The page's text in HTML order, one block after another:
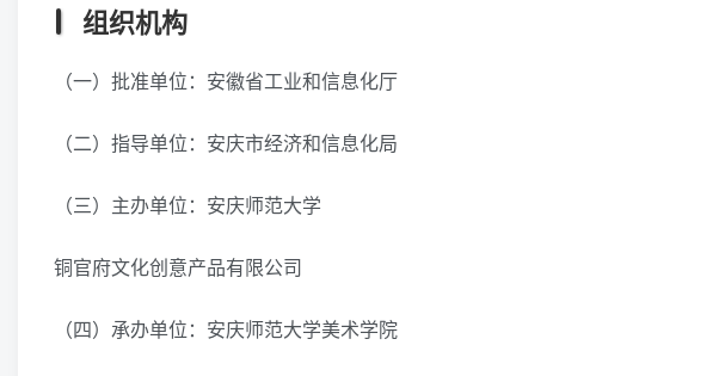
组织机构
（一）批准单位：安徽省工业和信息化厅
（二）指导单位：安庆市经济和信息化局
（三）主办单位：安庆师范大学
铜官府文化创意产品有限公司
（四）承办单位：安庆师范大学美术学院